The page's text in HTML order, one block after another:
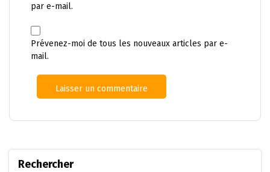
par e-mail.
Prévenez-moi de tous les nouveaux articles par e-
mail.
Rechercher